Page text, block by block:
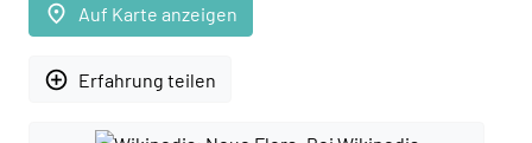
place Auf Karte anzeigen
add_circle_outline Erfahrung teilen